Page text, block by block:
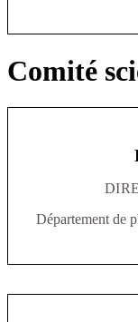
Comité
Département de